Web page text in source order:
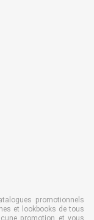
promotionnels
et lookbooks de tous
promotion et vous